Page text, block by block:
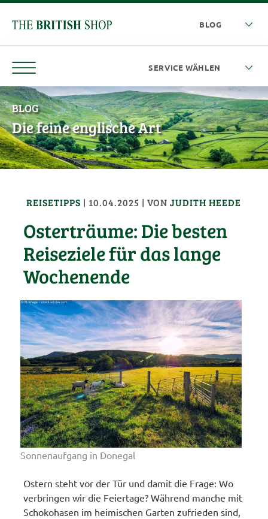
BLOG
Die feine englische Art
REISETIPPS | 10.04.2025 | VONJUDITH HEEDE
Osterträume: Die besten
Reiseziele für das lange
Wochenende
Sonnenaufgang in Donegal
Ostern steht vor der Tür und damit die Frage: Wo
verbringen wir die Feiertage? Während manche mit
Schokohasen im heimischen Garten zufrieden sind,